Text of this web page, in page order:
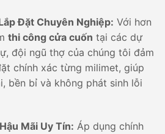
Đặt Chuyên Nghiệp: Với hơn
thi công cửa cuốn tại các dự
đội ngũ thợ của chúng tôi đảm
chính xác từng milimet, giúp
bền bỉ và không phát sinh lỗi
Mãi Uy Tín: Áp dụng chính